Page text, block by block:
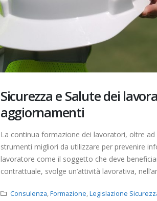
Sicurezza e Salute dei
aggiornamenti
La continua formazione dei lavoratori, oltre
strumenti migliori da utilizzare per prevenire
lavoratore come il soggetto che deve
contrattuale, svolge un’attività lavorativa,
Consulenza,Formazione,Legislazione